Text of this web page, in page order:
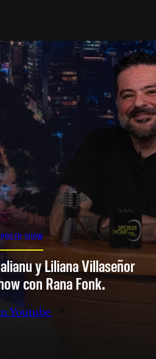
SHOW
y Liliana Villaseñor
con Rana Fonk.
Youtube